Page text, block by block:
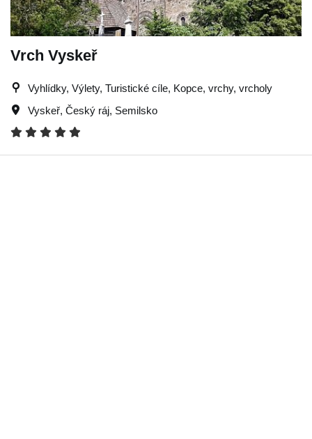
Vrch Vyskeř
Vyhlídky, Výlety, Turistické cíle, Kopce, vrchy, vrcholy
Vyskeř, Český ráj, Semilsko